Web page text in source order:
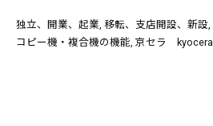
独立、開業、起業 移転、支店開設、新設
コピー機・複合機の機能 京セラ kyocera